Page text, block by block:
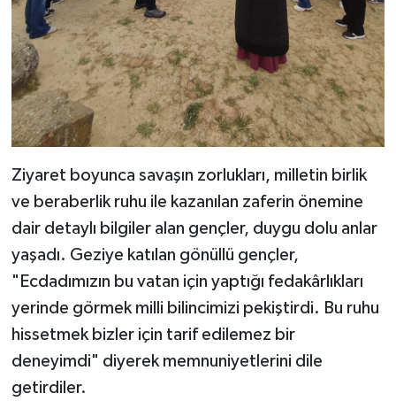
Ziyaret boyunca savaşın zorlukları, milletin birlik
ve beraberlik ruhu ile kazanılan zaferin önemine
dair detaylı bilgiler alan gençler, duygu dolu anlar
yaşadı. Geziye katılan gönüllü gençler,
"Ecdadımızın bu vatan için yaptığı fedakârlıkları
yerinde görmek milli bilincimizi pekiştirdi. Bu ruhu
hissetmek bizler için tarif edilemez bir
deneyimdi" diyerek memnuniyetlerini dile
getirdiler.